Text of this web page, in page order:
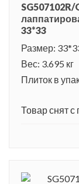
33*33
Размер:
Вес: 3.695 кг
Плиток в
Товар снят с